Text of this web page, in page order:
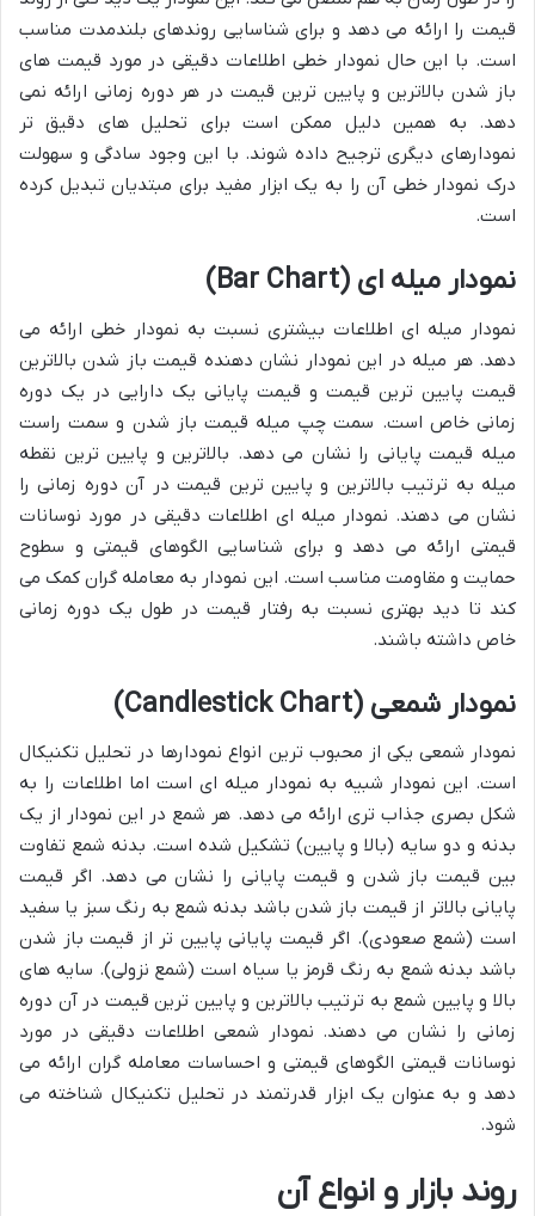
قیمت را ارائه می دهد و برای شناسایی روندهای بلندمدت مناسب
است. با این حال نمودار خطی اطلاعات دقیقی در مورد قیمت های
باز شدن بالاترین و پایین ترین قیمت در هر دوره زمانی ارائه نمی
دهد. به همین دلیل ممکن است برای تحلیل های دقیق تر
نمودارهای دیگری ترجیح داده شوند. با این وجود سادگی و سهولت
درک نمودار خطی آن را به یک ابزار مفید برای مبتدیان تبدیل کرده
است.
نمودار میله ای (Bar Chart)
نمودار میله ای اطلاعات بیشتری نسبت به نمودار خطی ارائه می
دهد. هر میله در این نمودار نشان دهنده قیمت باز شدن بالاترین
قیمت پایین ترین قیمت و قیمت پایانی یک دارایی در یک دوره
زمانی خاص است. سمت چپ میله قیمت باز شدن و سمت راست
میله قیمت پایانی را نشان می دهد. بالاترین و پایین ترین نقطه
میله به ترتیب بالاترین و پایین ترین قیمت در آن دوره زمانی را
نشان می دهند. نمودار میله ای اطلاعات دقیقی در مورد نوسانات
قیمتی ارائه می دهد و برای شناسایی الگوهای قیمتی و سطوح
حمایت و مقاومت مناسب است. این نمودار به معامله گران کمک می
کند تا دید بهتری نسبت به رفتار قیمت در طول یک دوره زمانی
خاص داشته باشند.
نمودار شمعی (Candlestick Chart)
نمودار شمعی یکی از محبوب ترین انواع نمودارها در تحلیل تکنیکال
است. این نمودار شبیه به نمودار میله ای است اما اطلاعات را به
شکل بصری جذاب تری ارائه می دهد. هر شمع در این نمودار از یک
بدنه و دو سایه (بالا و پایین) تشکیل شده است. بدنه شمع تفاوت
بین قیمت باز شدن و قیمت پایانی را نشان می دهد. اگر قیمت
پایانی بالاتر از قیمت باز شدن باشد بدنه شمع به رنگ سبز یا سفید
است (شمع صعودی). اگر قیمت پایانی پایین تر از قیمت باز شدن
باشد بدنه شمع به رنگ قرمز یا سیاه است (شمع نزولی). سایه های
بالا و پایین شمع به ترتیب بالاترین و پایین ترین قیمت در آن دوره
زمانی را نشان می دهند. نمودار شمعی اطلاعات دقیقی در مورد
نوسانات قیمتی الگوهای قیمتی و احساسات معامله گران ارائه می
دهد و به عنوان یک ابزار قدرتمند در تحلیل تکنیکال شناخته می
شود.
روند بازار و انواع آن